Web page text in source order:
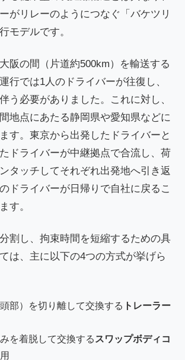
がリレーのようにつなぐ「バケツリ
モデルです。
阪の間（片道約500km）を輸送する
行では1人のドライバーが往復し、
う必要がありました。これに対し、
地点にあたる静岡県や愛知県などに
す。東京から出発したドライバーと
ドライバーが中継拠点で合流し、荷
タッチしてそれぞれ出発地へ引き返
ドライバーが日帰りで自社に戻るこ
す。
割し、拘束時間を短縮するための具
は、主に以下の4つの方式が挙げら
部）を切り離して交換する トレーラー
を着脱して交換する スワップボディコ